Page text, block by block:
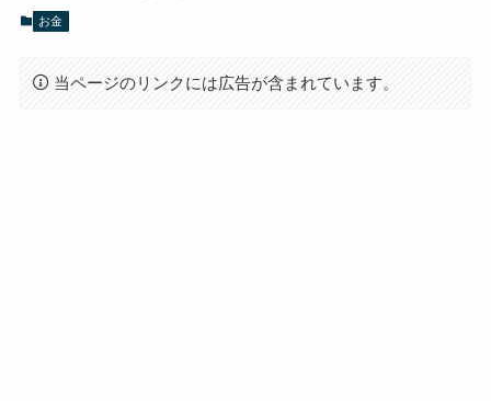
お金
当ページのリンクには広告が含まれています。